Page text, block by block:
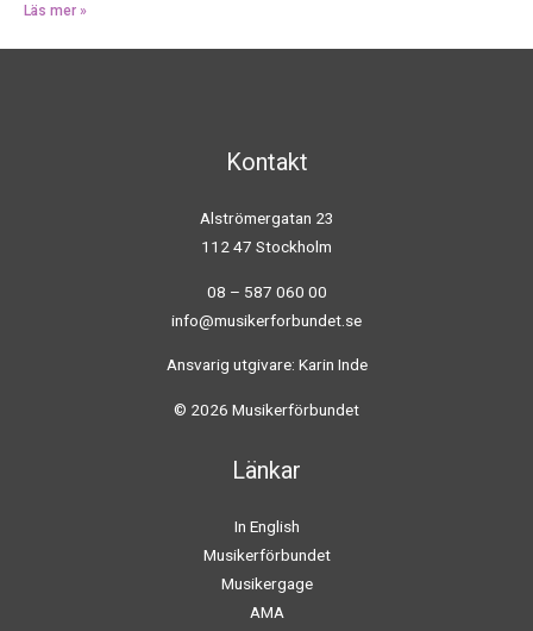
Läs mer »
Kontakt
Alströmergatan 23
112 47 Stockholm
08 – 587 060 00
info@musikerforbundet.se
Ansvarig utgivare: Karin Inde
© 2026 Musikerförbundet
Länkar
In English
Musikerförbundet
Musikergage
AMA